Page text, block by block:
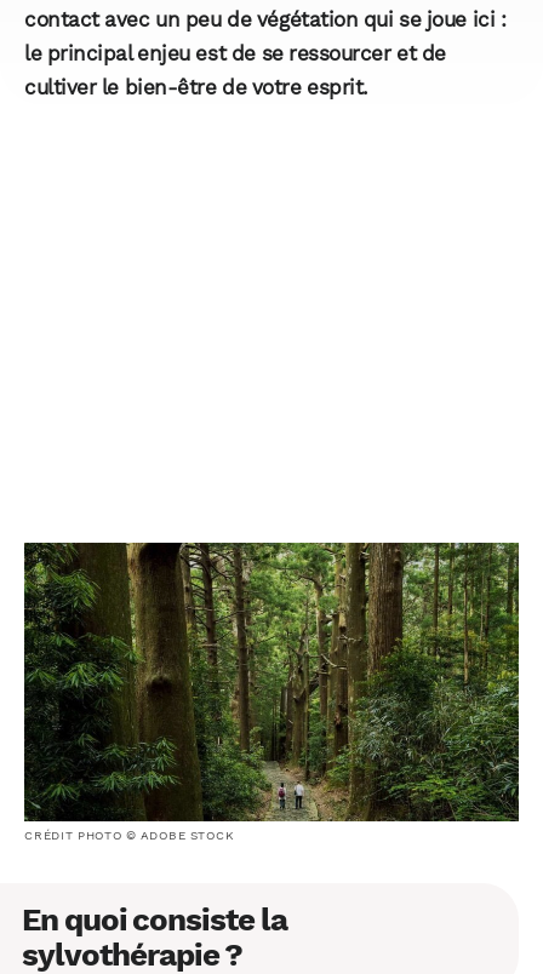
contact avec un peu de végétation qui se joue ici :
le principal enjeu est de se ressourcer et de
cultiver le bien-être de votre esprit.
CRÉDIT PHOTO © ADOBE STOCK
En quoi consiste la
sylvothérapie ?